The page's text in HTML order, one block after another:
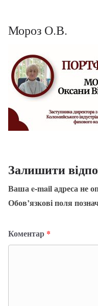
Мороз О.В.
Залишити
Ваша e-mail адреса не
Обов’язкові поля
Коментар *